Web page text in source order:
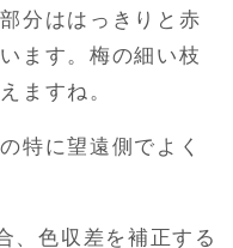
分ははっきりと赤
ます。梅の細い枝
ますね。
特に望遠側でよく
、色収差を補正する